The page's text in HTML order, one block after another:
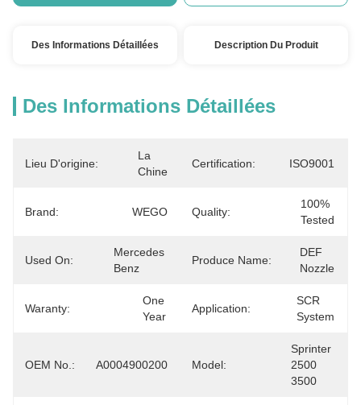
Des Informations Détaillées Description Du Produit
Des Informations Détaillées
Lieu D'origine:
La
Chine
Certification: ISO9001
Brand: WEGO Quality:
100%
Tested
Used On:
Mercedes
Benz
Produce Name:
DEF
Nozzle
Waranty:
One
Year
Application:
SCR
System
OEM No.: A0004900200 Model:
Sprinter
2500
3500